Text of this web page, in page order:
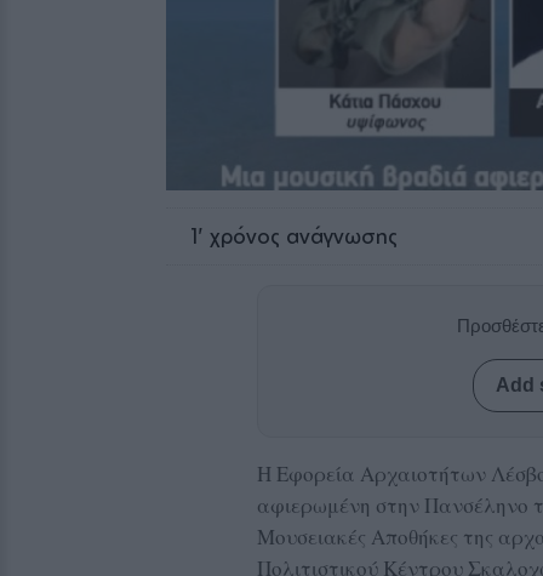
1' χρόνος ανάγνωσης
Add
Η Εφορεία Αρχαιοτήτων
αφιερωμένη στην Πανσέληνο
Μουσειακές Αποθήκες της
Πολιτιστικού Κέντρου